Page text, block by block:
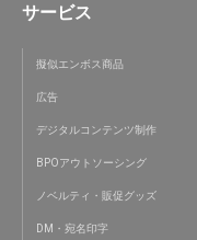
サービス
擬似エンボス商品
広告
デジタルコンテンツ制作
BPOアウトソーシング
ノベルティ・販促グッズ
DM・宛名印字